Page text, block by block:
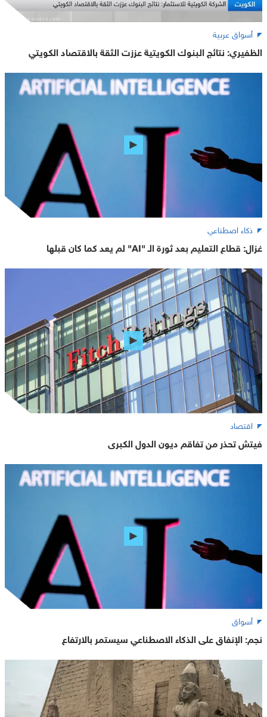
أسواق عربية
الظفيري: نتائج البنوك الكويتية عززت الثقة بالاقتصاد الكويتي
ذكاء اصطناعي
غزال: قطاع التعليم بعد ثورة الـ "AI" لم يعد كما كان قبلها
اقتصاد
فيتش تحذر من تفاقم ديون الدول الكبرى
أسواق
نجم: الإنفاق على الذكاء الاصطناعي سيستمر بالارتفاع